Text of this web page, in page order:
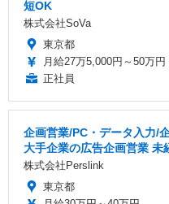
短OK
株式会社SoVa
東京都
月給27万5,000円～50万円
正社員
企画営業/PC・データ入力/
大手企業の広告企画営業 未
株式会社Perslink
東京都